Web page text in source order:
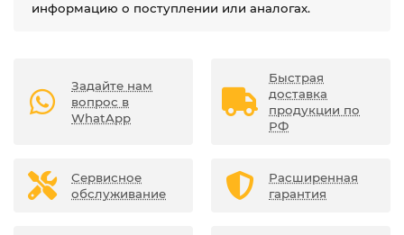
информацию о поступлении или аналогах.
Задайте нам
вопрос в
WhatApp
Быстрая
доставка
продукции по
РФ
Сервисное
обслуживание
Расширенная
гарантия